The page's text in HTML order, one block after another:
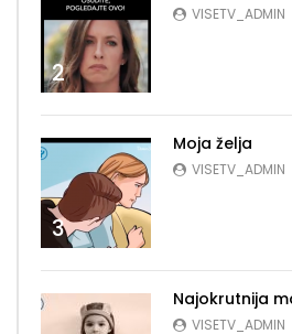
2
VISETV_ADMIN
3
Moja želja
VISETV_ADMIN
Najokrutnija
VISETV_ADMIN